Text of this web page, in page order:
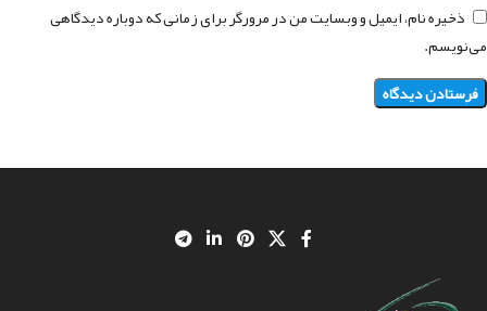
ذخیره نام، ایمیل و وبسایت من در مرورگر برای زمانی که دوباره دیدگاهی
می‌نویسم.